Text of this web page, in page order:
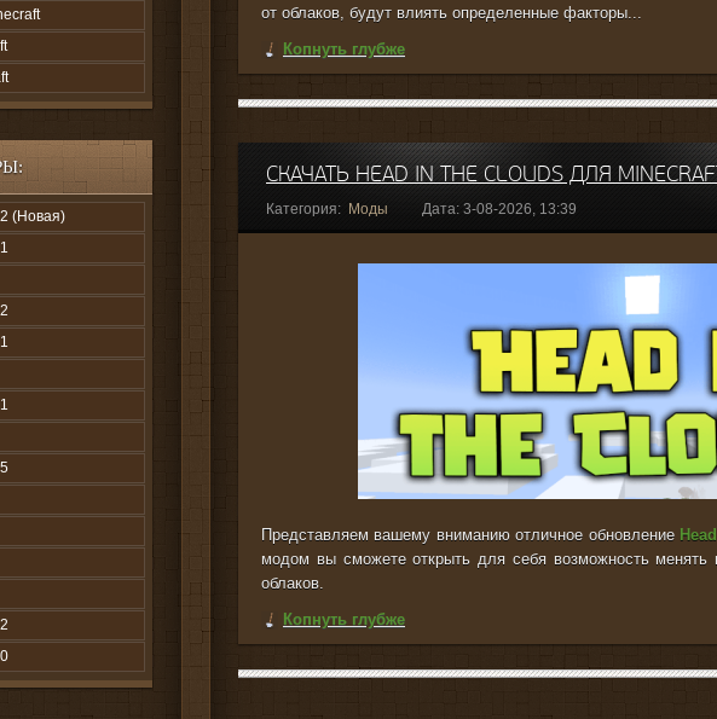
(Новая)
от облаков, будут влиять определенные факторы...
Копнуть глубже
СКАЧАТЬ HEAD IN THE CLOUDS ДЛЯ
Категория: Моды Дата: 3-08-2026, 13:39
Представляем вашему вниманию отличное обновление
модом вы сможете открыть для себя возможность менять
облаков.
Копнуть глубже